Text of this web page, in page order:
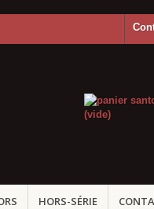
(vide)
HORS-SÉRIE